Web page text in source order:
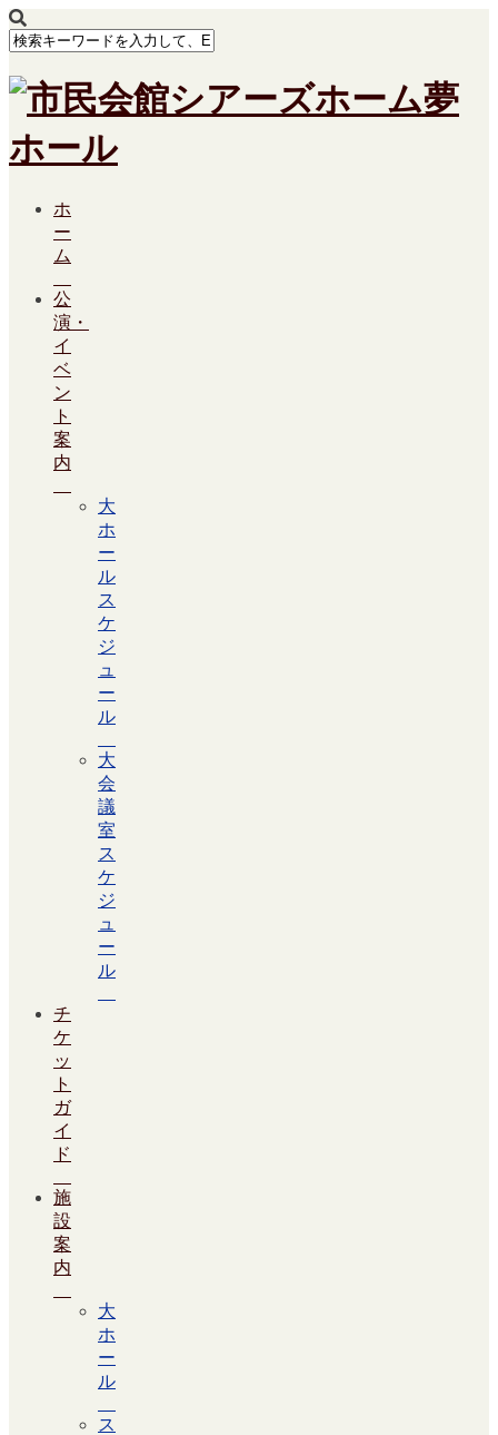
ホ
ー
ム
公
演・
イ
ベ
ン
ト
案
内
大
ホ
ー
ル
ス
ケ
ジ
ュ
ー
ル
大
会
議
室
ス
ケ
ジ
ュ
ー
ル
チ
ケ
ッ
ト
ガ
イ
ド
施
設
案
内
大
ホ
ー
ル
ス